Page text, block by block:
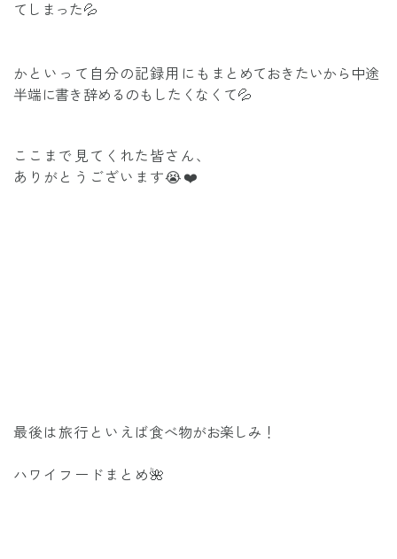
てしまった💦
かといって自分の記録用にも まとめておきたいから中途
半端に書き辞めるのもしたくなくて💦
ここまで見てくれた皆さん、
ありがとうございます😭❤️
最後は旅行といえば食べ物がお楽しみ！
ハワイフードまとめ🌺